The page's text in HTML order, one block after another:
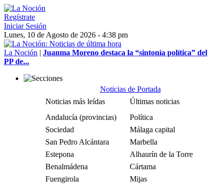
Regístrate
Iniciar Sesión
Lunes, 10 de Agosto de 2026 - 4:38 pm
La Noción | Juanma Moreno destaca la “sintonía política” del
PP de...
Noticias de Portada
Noticias más leídas
Últimas noticias
Andalucía (provincias)
Política
Sociedad
Málaga capital
San Pedro Alcántara
Marbella
Estepona
Alhaurín de la Torre
Benalmádena
Cártama
Fuengirola
Mijas